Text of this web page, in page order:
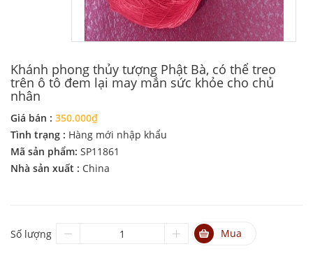
Khánh phong thủy tượng Phật Bà, có thể treo
trên ô tô đem lại may mắn sức khỏe cho chủ
nhân
Giá bán : 350.000₫
Tình trạng : Hàng mới nhập khẩu
Mã sản phẩm: SP11861
Nhà sản xuất : China
Số lượng Mua